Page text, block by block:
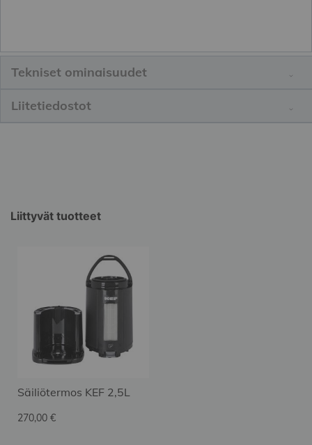
Tekniset ominaisuudet
Liitetiedostot
Liittyvät tuotteet
Säiliötermos KEF 2,5L
270,00 €